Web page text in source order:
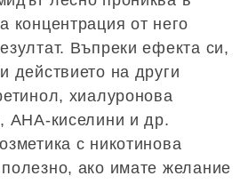
концентрация от него
Въпреки ефекта си,
действието на други
хиалуронова
AHA-киселини и др.
с никотинова
ако имате желание